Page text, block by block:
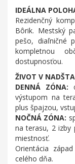
IDEÁLNA
Rezidenčný
Bôrik. Mestský
pešo, diaľničné
kompletnou
dostupnosťou.
ŽIVOT V
DENNÁ ZÓNA:
výstupom na
plus špajzou,
NOČNÁ ZÓNA:
na terasu, 2 izby
miestnosť.
Orientácia
celého dňa.